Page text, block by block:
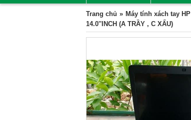
Trang chủ Máy tính xách tay HP
14.0''INCH (A TRẦY , C XẤU)